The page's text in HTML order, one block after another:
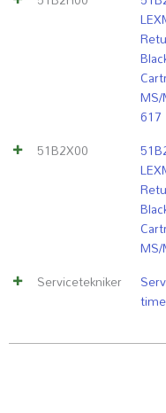
617
51B2X00
Servicetekniker